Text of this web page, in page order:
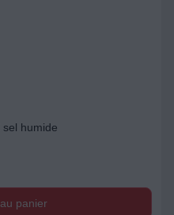
humide
panier